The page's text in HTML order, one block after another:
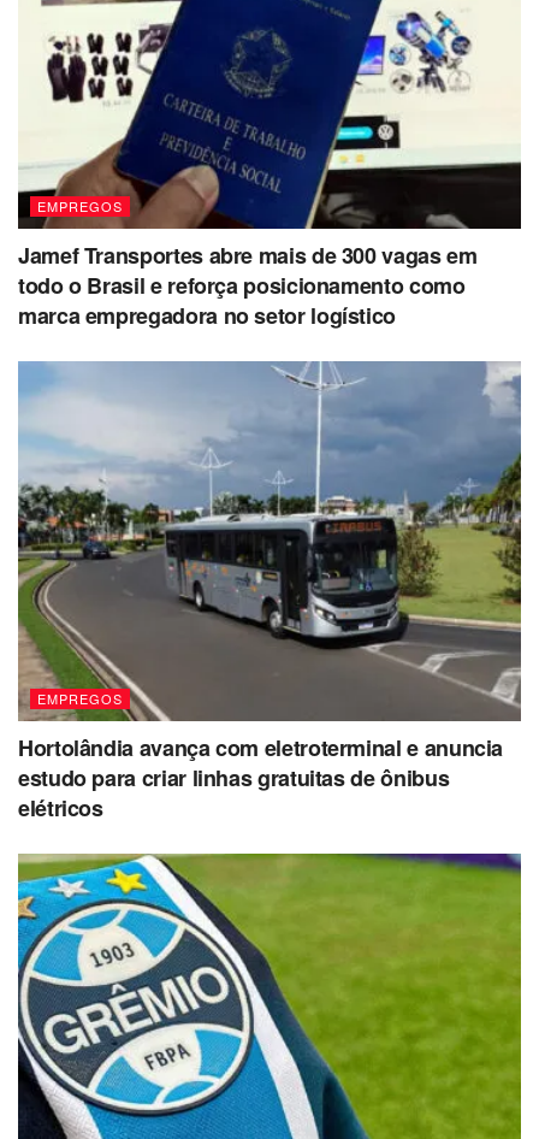
EMPREGOS
Jamef Transportes abre mais de 300 vagas em
todo o Brasil e reforça posicionamento como
marca empregadora no setor logístico
EMPREGOS
Hortolândia avança com eletroterminal e anuncia
estudo para criar linhas gratuitas de ônibus
elétricos